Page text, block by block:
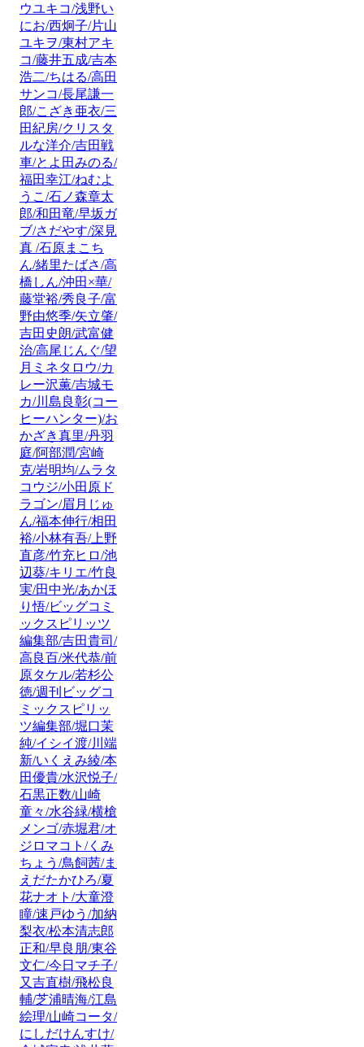
ウユキコ/浅野い
にお/西炯子/片山
ユキヲ/東村アキ
コ/藤井五成/吉本
浩二/ちはる/高田
サンコ/長尾謙一
郎/こざき亜衣/三
田紀房/クリスタ
ルな洋介/吉田戦
車/とよ田みのる/
福田幸江/ねむよ
うこ/石ノ森章太
郎/和田竜/早坂ガ
ブ/さだやす/深見
真 /石原まこち
ん/緒里たばさ/高
橋しん/沖田×華/
藤堂裕/秀良子/富
野由悠季/矢立肇/
吉田史朗/武富健
治/高尾じんぐ/望
月ミネタロウ/カ
レー沢薫/吉城モ
カ/川島良彰(コー
ヒーハンター)/お
かざき真里/丹羽
庭/阿部潤/宮崎
克/岩明均/ムラタ
コウジ/小田原ド
ラゴン/眉月じゅ
ん/福本伸行/相田
裕/小林有吾/上野
直彦/竹充ヒロ/池
辺葵/キリエ/竹良
実/田中光/あかほ
り悟/ビッグコミ
ックスピリッツ
編集部/吉田貴司/
高良百/米代恭/前
原タケル/若杉公
徳/週刊ビッグコ
ミックスピリッ
ツ編集部/堀口茉
純/イシイ渡/川端
新/いくえみ綾/本
田優貴/水沢悦子/
石黒正数/山崎
童々/水谷緑/横槍
メンゴ/赤堀君/オ
ジロマコト/くみ
ちょう/鳥飼茜/ま
えだたかひろ/夏
花ナオト/大童澄
瞳/速戸ゆう/加納
梨衣/松本清志郎
正和/早良朋/東谷
文仁/今日マチ子/
又吉直樹/飛松良
輔/芝浦晴海/江島
絵理/山崎コータ/
にしだけんすけ/